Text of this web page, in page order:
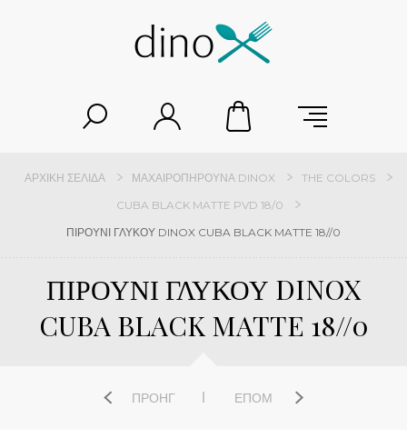
ΑΡΧΙΚΉ ΣΕΛΊΔΑ ΜΑΧΑΙΡΟΠΉΡΟΥΝΑ DINOX
THE COLORS
CUBA BLACK MATTE PVD 18/0
ΠΙΡΟΥΝΙ ΓΛΥΚΟΥ DINOX CUBA BLACK MATTE 18//0
ΠΙΡΟΥΝΙ ΓΛΥΚΟΥ DINOX
CUBA BLACK MATTE 18//0
ΠΡΟΗΓ ΕΠΌΜ